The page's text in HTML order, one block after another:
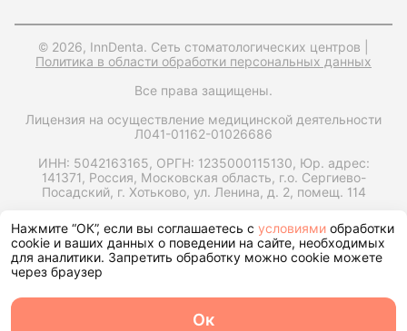
© 2026, InnDenta. Сеть стоматологических центров |
Политика в области обработки персональных данных
Все права защищены.
Лицензия на осуществление медицинской деятельности
Л041-01162-01026686
ИНН: 5042163165, ОРГН: 1235000115130, Юр. адрес:
141371, Россия, Московская область, г.о. Сергиево-
Посадский, г. Хотьково, ул. Ленина, д. 2, помещ. 114
Запрос справки на налоговый вычет
Нажмите “ОК”, если вы соглашаетесь с условиями обработки
cookie и ваших данных о поведении на сайте, необходимых
для аналитики. Запретить обработку можно cookie можете
через браузер
Ок